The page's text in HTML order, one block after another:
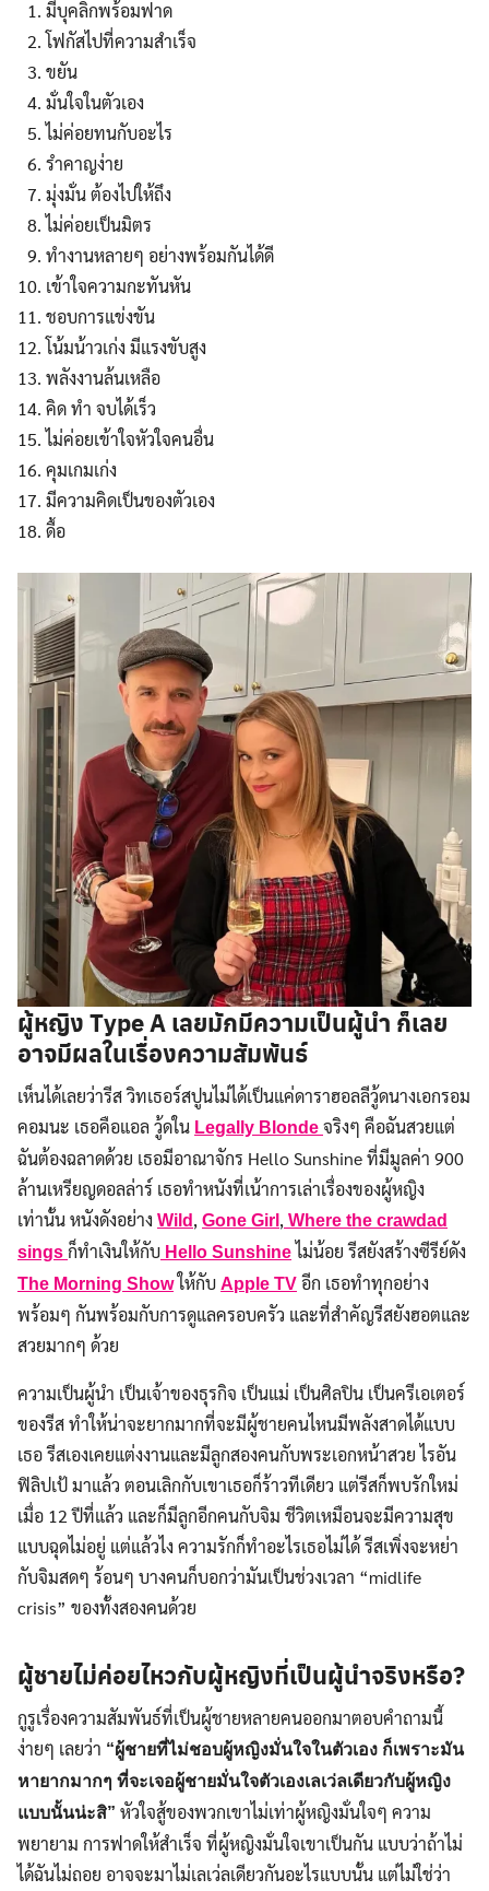
มีบุคลิกพร้อมฟาด
โฟกัสไปที่ความสำเร็จ
ขยัน
มั่นใจในตัวเอง
ไม่ค่อยทนกับอะไร
รำคาญง่าย
มุ่งมั่น ต้องไปให้ถึง
ไม่ค่อยเป็นมิตร
ทำงานหลายๆ อย่างพร้อมกันได้ดี
เข้าใจความกะทันหัน
ชอบการแข่งขัน
โน้มน้าวเก่ง มีแรงขับสูง
พลังงานล้นเหลือ
คิด ทำ จบได้เร็ว
ไม่ค่อยเข้าใจหัวใจคนอื่น
คุมเกมเก่ง
มีความคิดเป็นของตัวเอง
ดื้อ
ผู้หญิง Type A เลยมักมีความเป็นผู้นำ ก็เลย
อาจมีผลในเรื่องความสัมพันธ์
เห็นได้เลยว่ารีส วิทเธอร์สปูนไม่ได้เป็นแค่ดาราฮอลลีวู้ดนางเอกรอม
คอมนะ เธอคือแอล วู้ดใน Legally Blonde จริงๆ คือฉันสวยแต่
ฉันต้องฉลาดด้วย เธอมีอาณาจักร Hello Sunshine ที่มีมูลค่า 900
ล้านเหรียญดอลล่าร์ เธอทำหนังที่เน้าการเล่าเรื่องของผู้หญิง
เท่านั้น หนังดังอย่าง Wild , Gone Girl , Where the crawdad
sings ก็ทำเงินให้กับ Hello Sunshineไม่น้อย รีสยังสร้างซีรีย์ดัง
The Morning Showให้กับ Apple TV อีก เธอทำทุกอย่าง
พร้อมๆ กันพร้อมกับการดูแลครอบครัว และที่สำคัญรีสยังฮอตและ
สวยมากๆ ด้วย
ความเป็นผู้นำ เป็นเจ้าของธุรกิจ เป็นแม่ เป็นศิลปิน เป็นครีเอเตอร์
ของรีส ทำให้น่าจะยากมากที่จะมีผู้ชายคนไหนมีพลังสาดได้แบบ
เธอ รีสเองเคยแต่งงานและมีลูกสองคนกับพระเอกหน้าสวย ไรอัน
ฟิลิปเป้ มาแล้ว ตอนเลิกกับเขาเธอก็ร้าวทีเดียว แต่รีสก็พบรักใหม่
เมื่อ 12 ปีที่แล้ว และก็มีลูกอีกคนกับจิม ชีวิตเหมือนจะมีความสุข
แบบฉุดไม่อยู่ แต่แล้วไง ความรักก็ทำอะไรเธอไม่ได้ รีสเพิ่งจะหย่า
กับจิมสดๆ ร้อนๆ บางคนก็บอกว่ามันเป็นช่วงเวลา “midlife
crisis” ของทั้งสองคนด้วย
ผู้ชายไม่ค่อยไหวกับผู้หญิงที่เป็นผู้นำจริงหรือ?
กูรูเรื่องความสัมพันธ์ที่เป็นผู้ชายหลายคนออกมาตอบคำถามนี้
ง่ายๆ เลยว่า “ผู้ชายที่ไม่ชอบผู้หญิงมั่นใจในตัวเอง ก็เพราะมัน
หายากมากๆ ที่จะเจอผู้ชายมั่นใจตัวเองเลเว่ลเดียวกับผู้หญิง
แบบนั้นน่ะสิ” หัวใจสู้ของพวกเขาไม่เท่าผู้หญิงมั่นใจๆ ความ
พยายาม การฟาดให้สำเร็จ ที่ผู้หญิงมั่นใจเขาเป็นกัน แบบว่าถ้าไม่
ได้ฉันไม่ถอย อาจจะมาไม่เลเว่ลเดียวกันอะไรแบบนั้น แต่ไม่ใช่ว่า